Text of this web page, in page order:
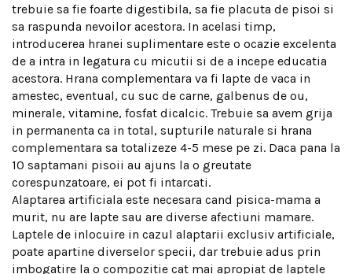
trebuie sa fie foarte digestibila, sa fie placuta de pisoi si
sa raspunda nevoilor acestora. In acelasi timp,
introducerea hranei suplimentare este o ocazie excelenta
de a intra in legatura cu micutii si de a incepe educatia
acestora. Hrana complementara va fi lapte de vaca in
amestec, eventual, cu suc de carne, galbenus de ou,
minerale, vitamine, fosfat dicalcic. Trebuie sa avem grija
in permanenta ca in total, supturile naturale si hrana
complementara sa totalizeze 4-5 mese pe zi. Daca pana la
10 saptamani pisoii au ajuns la o greutate
corespunzatoare, ei pot fi intarcati.
Alaptarea artificiala este necesara cand pisica-mama a
murit, nu are lapte sau are diverse afectiuni mamare.
Laptele de inlocuire in cazul alaptarii exclusiv artificiale,
poate apartine diverselor specii, dar trebuie adus prin
imbogatire la o compozitie cat mai apropiat de laptele